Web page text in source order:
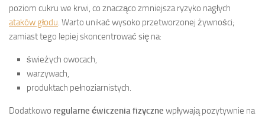
poziom cukru we krwi, co znacząco zmniejsza ryzyko nagłych
ataków głodu . Warto unikać wysoko przetworzonej żywności;
zamiast tego lepiej skoncentrować się na:
świeżych owocach,
warzywach,
produktach pełnoziarnistych.
Dodatkowo regularne ćwiczenia fizyczne wpływają pozytywnie na